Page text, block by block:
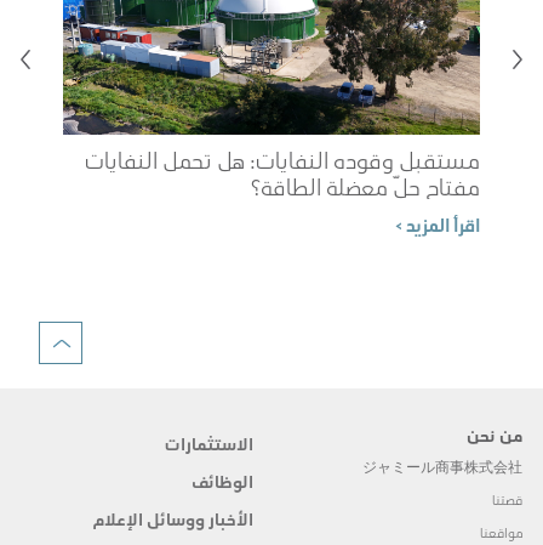
مستقبل وقوده النفايات: هل تحمل النفايات
مفتاح حلّ معضلة الطاقة؟
اقرأ المزيد >
من نحن
ジャミール商事株式会社
قصتنا
مواقعنا
الاستثمارات
الوظائف
الأخبار ووسائل الإعلام